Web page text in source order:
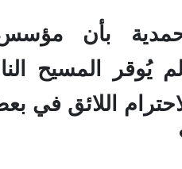
بأن
لم يُوقر المسيح
اللائق في